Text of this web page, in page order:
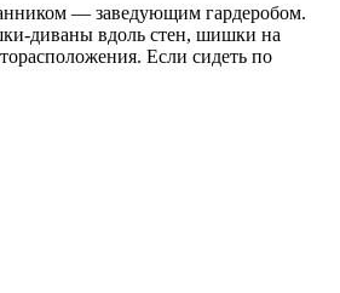
— заведующим гардеробом.
диваны вдоль стен, шишки на
Если сидеть по